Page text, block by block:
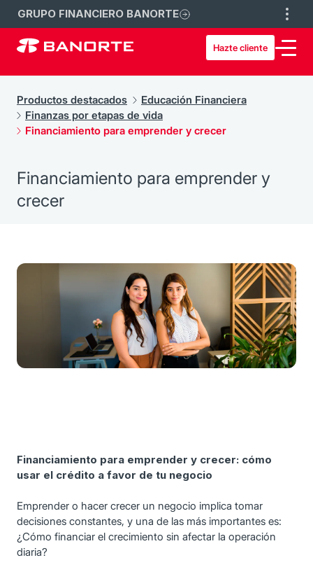
GRUPO FINANCIERO BANORTE
Hazte cliente
Productos destacados
Educación Financiera
Finanzas por etapas de vida
Financiamiento para emprender y crecer
Financiamiento para emprender y
crecer
Financiamiento para emprender y crecer: cómo
usar el crédito a favor de tu negocio
Emprender o hacer crecer un negocio implica tomar
decisiones constantes, y una de las más importantes es:
¿Cómo financiar el crecimiento sin afectar la operación
diaria?